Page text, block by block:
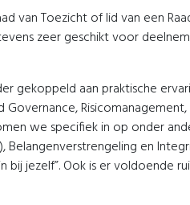
van Toezicht of lid van een
zeer geschikt voor
gekoppeld aan praktische
we specifiek in op onder
en
bij jezelf”. Ook is er voldoende